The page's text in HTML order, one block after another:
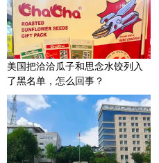
美国把洽洽瓜子和思念水饺列入
了黑名单，怎么回事？